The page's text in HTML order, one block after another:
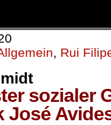
, Rui
sozialer
José